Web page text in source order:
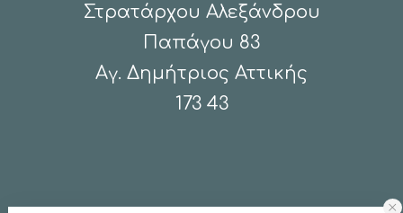
Στρατάρχου Αλεξάνδρου
Παπάγου 83
Αγ. Δημήτριος Αττικής
173 43